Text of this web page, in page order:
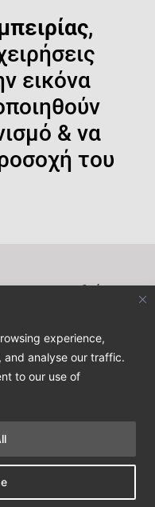
experience,
and analyse our traffic.
to our use of
,
εικόνα
& να
του
για να μαθαίνετε τα
μας!
Απορρήτου